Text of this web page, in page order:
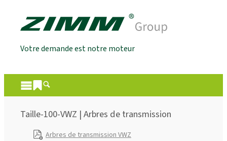
Votre demande est notre moteur
Taille-100-VWZ | Arbres de transmission
Arbres de transmission VWZ